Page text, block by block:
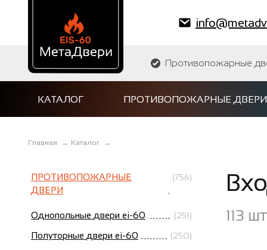
Противопожарные
КАТАЛОГ ПРОТИВОПОЖАРНЫЕ ДВЕРИ
Главная → Каталог →
ПРОТИВОПОЖАРНЫЕ
ДВЕРИ
(756)
Однопольные двери ei-60 (251)
Полуторные двери ei-60 (250)
113